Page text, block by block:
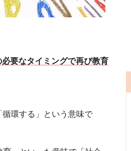
要なタイミングで再び教育
環する」という意味で